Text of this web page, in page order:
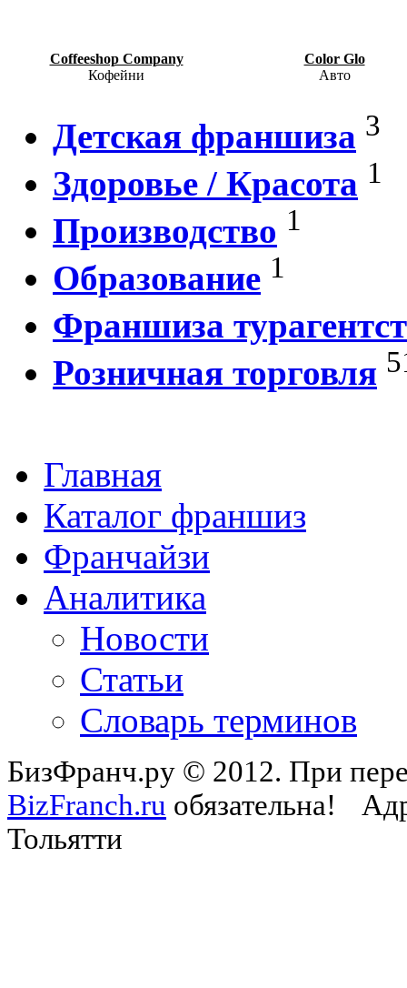
Coffeeshop Company
Кофейни
Color Glo
Авто
Детская франшиза 3
Здоровье / Красота 1
Производство 1
Образование 1
Франшиза
Розничная торговля
Главная
Каталог франшиз
Франчайзи
Аналитика
Новости
Статьи
Словарь терминов
БизФранч.ру © 2012. При
BizFranch.ru обязательна!
Тольятти